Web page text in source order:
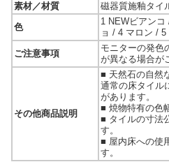
素材／材質
磁器質施釉タイ
色
1 NEWビアン
ョ / 4 マロン / 5
ご注意事項
モニターの発色
が異なる場合が
その他商品説明
■ 天然石の自然
通常の床タイル
があります。
■ 焼物特有の色
■ タイルの寸法
す。
■ 屋内床への使
す。